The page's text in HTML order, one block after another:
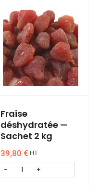
Fraise
déshydratée —
Sachet 2 kg
39,80 € HT